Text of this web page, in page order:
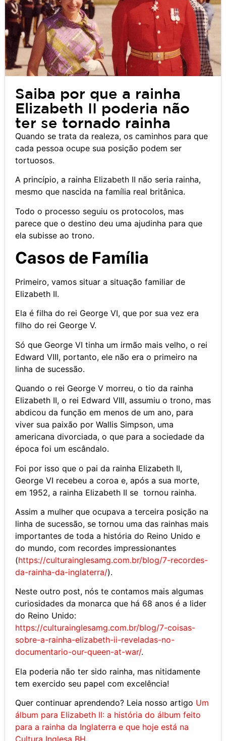
Saiba por que a rainha
Elizabeth II poderia não
ter se tornado rainha
Quando se trata da realeza, os caminhos para que
cada pessoa ocupe sua posição podem ser
tortuosos.
A princípio, a rainha Elizabeth II não seria rainha,
mesmo que nascida na família real britânica.
Todo o processo seguiu os protocolos, mas
parece que o destino deu uma ajudinha para que
ela subisse ao trono.
Casos de Família
Primeiro, vamos situar a situação familiar de
Elizabeth II.
Ela é filha do rei George VI, que por sua vez era
filho do rei George V.
Só que George VI tinha um irmão mais velho, o rei
Edward VIII, portanto, ele não era o primeiro na
linha de sucessão.
Quando o rei George V morreu, o tio da rainha
Elizabeth II, o rei Edward VIII, assumiu o trono, mas
abdicou da função em menos de um ano, para
viver sua paixão por Wallis Simpson, uma
americana divorciada, o que para a sociedade da
época foi um escândalo.
Foi por isso que o pai da rainha Elizabeth II,
George VI recebeu a coroa e, após a sua morte,
em 1952, a rainha Elizabeth II se tornou rainha.
Assim a mulher que ocupava a terceira posição na
linha de sucessão, se tornou uma das rainhas mais
importantes de toda a história do Reino Unido e
do mundo, com recordes impressionantes
(https://culturainglesamg.com.br/blog/7-recordes-
da-rainha-da-inglaterra/).
Neste outro post, nós te contamos mais algumas
curiosidades da monarca que há 68 anos é a lider
do Reino Unido:
https://culturainglesamg.com.br/blog/7-coisas-
sobre-a-rainha-elizabeth-ii-reveladas-no-
documentario-our-queen-at-war/.
Ela poderia não ter sido rainha, mas nitidamente
tem exercido seu papel com excelência!
Quer continuar aprendendo? Leia nosso artigo Um
álbum para Elizabeth II: a história do álbum feito
para a rainha da Inglaterra e que hoje está na